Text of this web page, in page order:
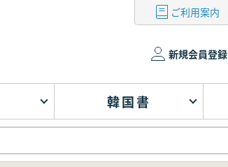
ご利用案内
新規会員登録
韓国書